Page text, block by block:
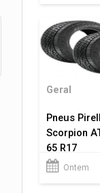
Geral
Pneus
Scorpion
65 R17
Ontem